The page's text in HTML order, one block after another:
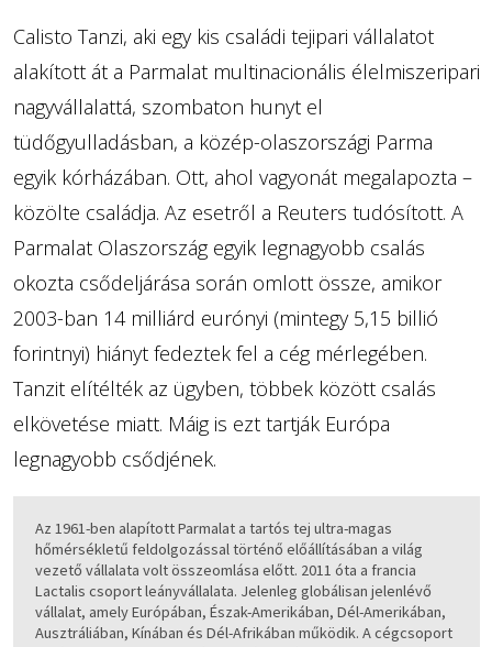
Calisto Tanzi, aki egy kis családi tejipari vállalatot
alakított át a Parmalat multinacionális élelmiszeripari
nagyvállalattá, szombaton hunyt el
tüdőgyulladásban, a közép-olaszországi Parma
egyik kórházában. Ott, ahol vagyonát megalapozta –
közölte családja. Az esetről a Reuters tudósított. A
Parmalat Olaszország egyik legnagyobb csalás
okozta csődeljárása során omlott össze, amikor
2003-ban 14 milliárd eurónyi (mintegy 5,15 billió
forintnyi) hiányt fedeztek fel a cég mérlegében.
Tanzit elítélték az ügyben, többek között csalás
elkövetése miatt. Máig is ezt tartják Európa
legnagyobb csődjének.
Az 1961-ben alapított Parmalat a tartós tej ultra-magas
hőmérsékletű feldolgozással történő előállításában a világ
vezető vállalata volt összeomlása előtt. 2011 óta a francia
Lactalis csoport leányvállalata. Jelenleg globálisan jelenlévő
vállalat, amely Európában, Észak-Amerikában, Dél-Amerikában,
Ausztráliában, Kínában és Dél-Afrikában működik. A cégcsoport